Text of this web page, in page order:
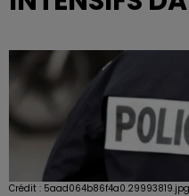
Crédit : 5aad064b86f4a0.29993819.jpg